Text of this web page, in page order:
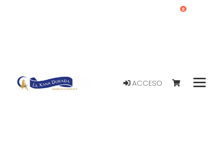
ACCESO
0